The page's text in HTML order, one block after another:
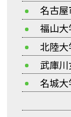
名古
福山
北陸
武庫
名城